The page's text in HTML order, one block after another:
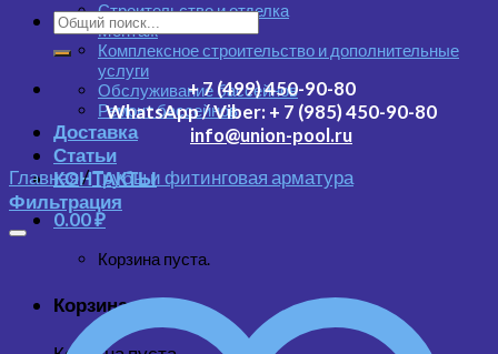
Строительство и отделка
Монтаж
Комплексное строительство и дополнительные
услуги
Обслуживание бассейнов
Ремонт бассейнов
Доставка
Статьи
КОНТАКТЫ
0.00₽
Корзина пуста.
Корзина
+ 7 (499) 450-90-80
WhatsApp / Viber: + 7 (985) 450-90-80
info@union-pool.ru
Главная/Трубы и фитинговая арматура
Фильтрация